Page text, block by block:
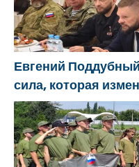
Евгений
сила, которая